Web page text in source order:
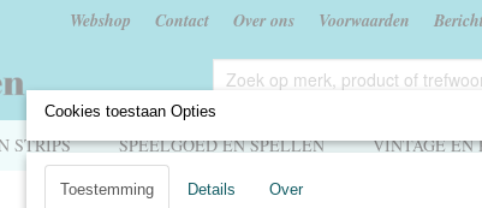
Webshop Contact Over ons Voorwaarden
STRIPS SPEELGOED EN SPELLEN VINTAGE EN
Cookies toestaan Opties
Toestemming Details Over